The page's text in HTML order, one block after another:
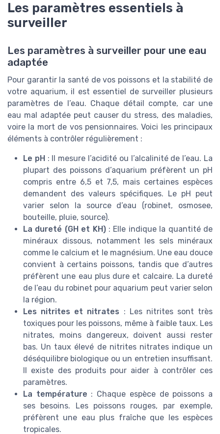
Les paramètres essentiels à
surveiller
Les paramètres à surveiller pour une eau
adaptée
Pour garantir la santé de vos poissons et la stabilité de
votre aquarium, il est essentiel de surveiller plusieurs
paramètres de l’eau. Chaque détail compte, car une
eau mal adaptée peut causer du stress, des maladies,
voire la mort de vos pensionnaires. Voici les principaux
éléments à contrôler régulièrement :
Le pH: Il mesure l’acidité ou l’alcalinité de l’eau. La
plupart des poissons d’aquarium préfèrent un pH
compris entre 6,5 et 7,5, mais certaines espèces
demandent des valeurs spécifiques. Le pH peut
varier selon la source d’eau (robinet, osmosee,
bouteille, pluie, source).
La dureté (GH et KH): Elle indique la quantité de
minéraux dissous, notamment les sels minéraux
comme le calcium et le magnésium. Une eau douce
convient à certains poissons, tandis que d’autres
préfèrent une eau plus dure et calcaire. La dureté
de l’eau du robinet pour aquarium peut varier selon
la région.
Les nitrites et nitrates : Les nitrites sont très
toxiques pour les poissons, même à faible taux. Les
nitrates, moins dangereux, doivent aussi rester
bas. Un taux élevé de nitrites nitrates indique un
déséquilibre biologique ou un entretien insuffisant.
Il existe des produits pour aider à contrôler ces
paramètres.
La température : Chaque espèce de poissons a
ses besoins. Les poissons rouges, par exemple,
préfèrent une eau plus fraîche que les espèces
tropicales.